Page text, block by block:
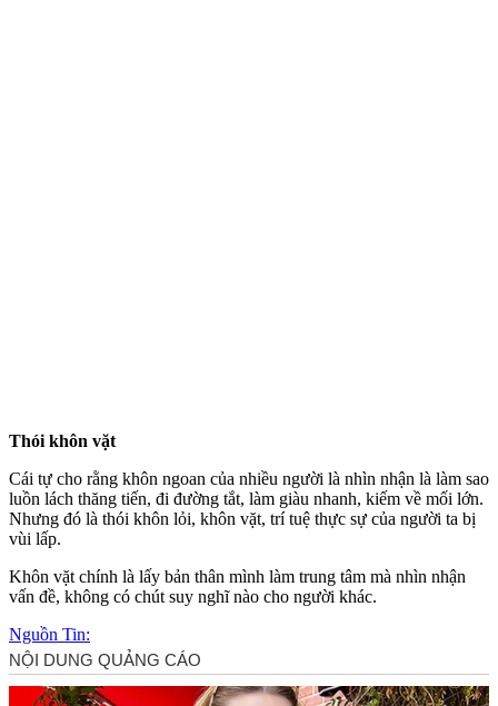
Thói khôn vặt
Cái tự cho rằng khôn ngoan của nhiều người là nhìn nhận là làm sao
luồn lách thăng tiến, đi đường tắt, làm giàu nhanh, kiếm về mối lớn.
Nhưng đó là thói khôn lỏi, khôn vặt, trí tuệ thực sự của người ta bị
vùi lấp.
Khôn vặt chính là lấy bản thân mình làm trung tâm mà nhìn nhận
vấn đề, không có chút suy nghĩ nào cho người khác.
Nguồn Tin: